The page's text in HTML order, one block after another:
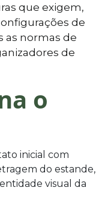
que exigem,
de
as normas de
de
o
inicial com
do estande,
visual da